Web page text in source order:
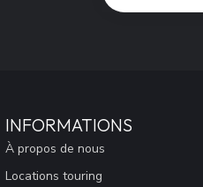
INFORMATIONS
À propos de nous
Locations touring